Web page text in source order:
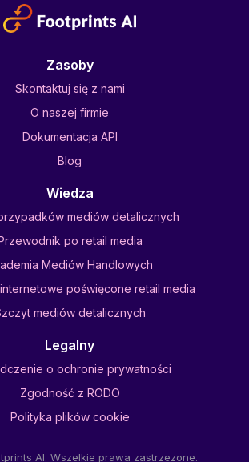
Zasoby
Skontaktuj się z nami
O naszej firmie
Dokumentacja API
Blog
Wiedza
mediów detalicznych
po retail media
Mediów Handlowych
poświęcone retail media
mediów detalicznych
Legalny
o ochronie prywatności
Zgodność z RODO
Polityka plików cookie
AI. Wszelkie prawa zastrzezone.